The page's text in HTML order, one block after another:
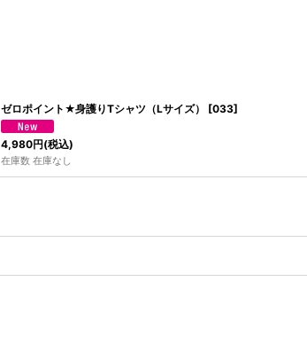
ゼロポイント★身護りTシャツ（Lサイズ） [033]
4,980円(税込)
在庫数 在庫なし